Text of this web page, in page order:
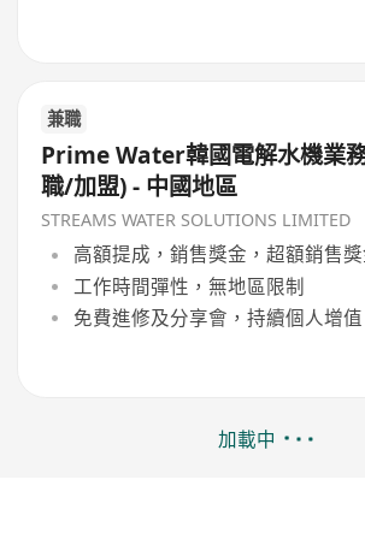
兼職
Prime Water韓國電解水機業
職/加盟) - 中國地區
STREAMS WATER SOLUTIONS LIMITED
高額提成，銷售獎金，超額銷售
工作時間彈性，無地區限制
免費進修及分享會，持續個人增值
加載中